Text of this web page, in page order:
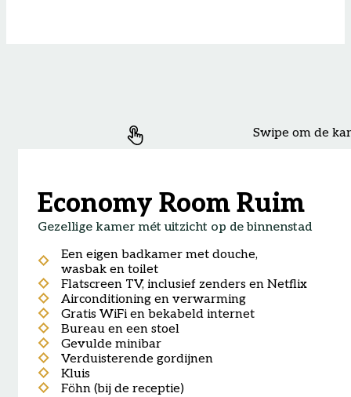
Swipe om de
Economy Room Ruim
Gezellige kamer mét uitzicht op de binnenstad
Een eigen badkamer met douche,
wasbak en toilet
Flatscreen TV, inclusief zenders en Netflix
Airconditioning en verwarming
Gratis WiFi en bekabeld internet
Bureau en een stoel
Gevulde minibar
Verduisterende gordijnen
Kluis
Föhn (bij de receptie)